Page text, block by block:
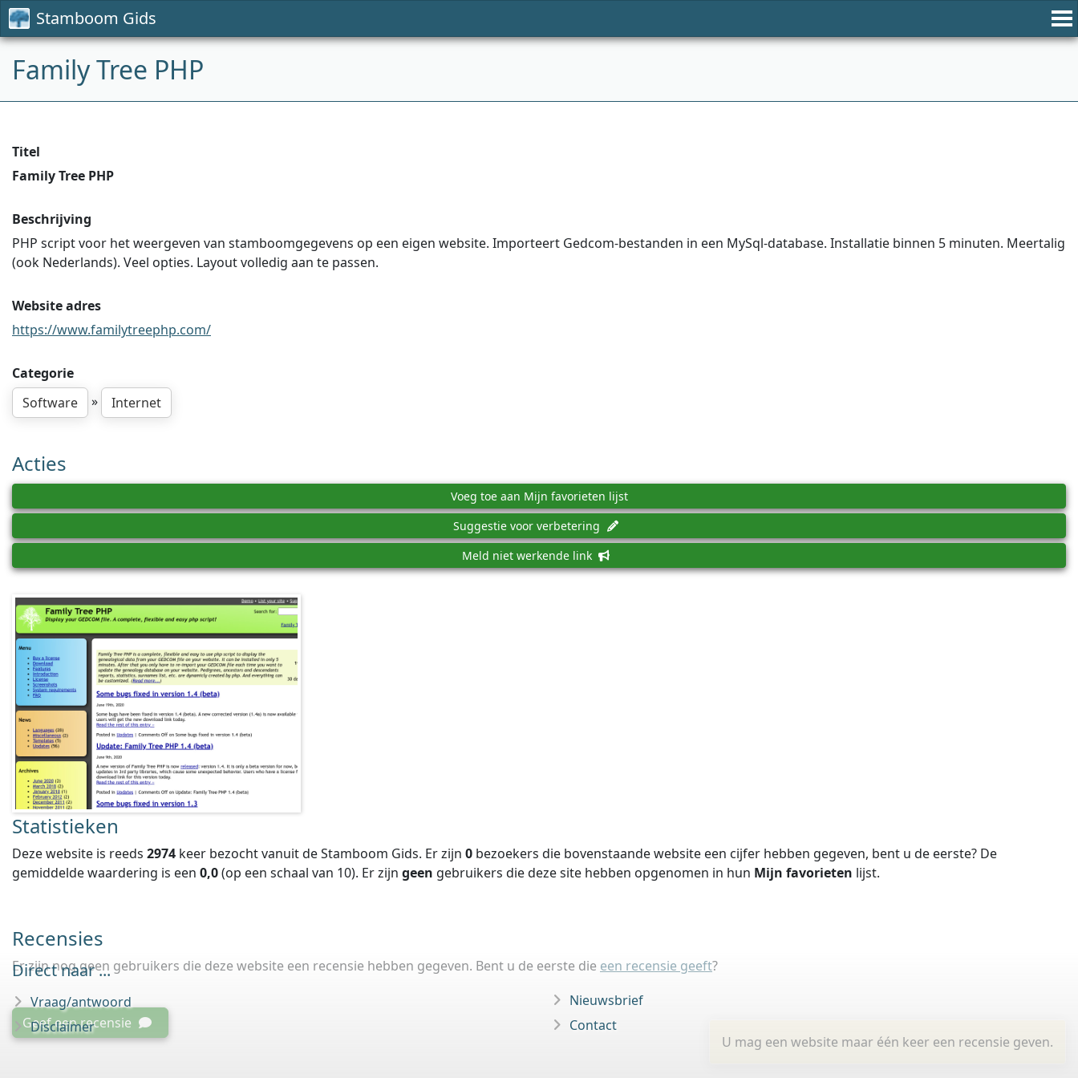
Stamboom Gids
Family Tree PHP
Titel
Family Tree PHP
Beschrijving
PHP script voor het weergeven van stamboomgegevens op een eigen website. Importeert Gedcom-bestanden in een MySql-database. Installatie binnen 5 minuten. Meertalig
(ook Nederlands). Veel opties. Layout volledig aan te passen.
Website adres
https://www.familytreephp.com/
Categorie
Software
» Internet
Acties
Voeg toe aan Mijn favorieten lijst
Suggestie voor verbetering
Meld niet werkende link
Statistieken
Deze website is reeds 2974 keer bezocht vanuit de Stamboom Gids. Er zijn 0 bezoekers die bovenstaande website een cijfer hebben gegeven, bent u de eerste? De
gemiddelde waardering is een 0,0(op een schaal van 10). Er zijn geen gebruikers die deze site hebben opgenomen in hun Mijn favorieten lijst.
Recensies
Er zijn nog geen gebruikers die deze website een recensie hebben gegeven. Bent u de eerste die een recensie geeft?
U mag een website maar één keer een recensie geven.
Geef een recensie
Direct naar ...
Vraag/antwoord
Disclaimer
Nieuwsbrief
Contact